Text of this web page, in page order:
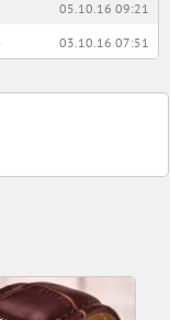
05.10.16 09:21
03.10.16 07:51